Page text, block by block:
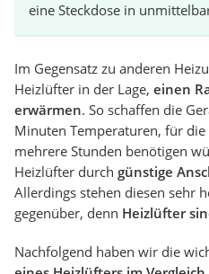
eine Steckdose in
Im Gegensatz zu anderen
Heizlüfter in der Lage, einen
erwärmen. So schaffen die
Minuten Temperaturen, für
mehrere Stunden benötigen
Heizlüfter durch günstige
Allerdings stehen diesen sehr
gegenüber, denn Heizlüfter
Nachfolgend haben wir die